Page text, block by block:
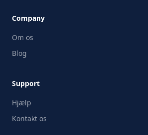
Company
Om os
Blog
Support
Hjælp
Kontakt os